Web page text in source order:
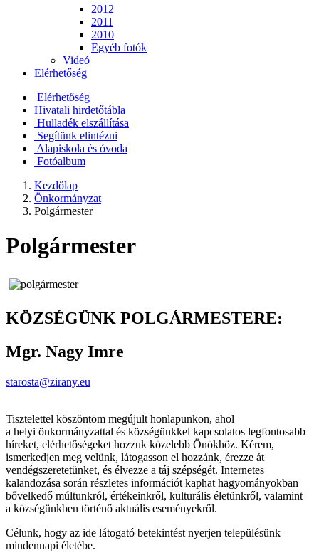
2012
2011
2010
Egyéb fotók
Videó
Elérhetőség
Elérhetőség
Hivatali hirdetőtábla
Hulladék elszállítása
Segítünk elintézni
Alapiskola és óvoda
Fotóalbum
Kezdőlap
Önkormányzat
Polgármester
Polgármester
KÖZSÉGÜNK POLGÁRMESTERE:
Mgr. Nagy Imre
starosta@zirany.eu
Tisztelettel köszöntöm megújult honlapunkon, ahol
a helyi önkormányzattal és községünkkel kapcsolatos legfontosabb
híreket, elérhetőségeket hozzuk közelebb Önökhöz. Kérem,
ismerkedjen meg velünk, látogasson el hozzánk, érezze át
vendégszeretetünket, és élvezze a táj szépségét. Internetes
kalandozása során részletes információt kaphat hagyományokban
bővelkedő múltunkról, értékeinkről, kulturális életünkről, valamint
a községünkben történő aktuális eseményekről.
Célunk, hogy az ide látogató betekintést nyerjen településünk
mindennapi életébe.